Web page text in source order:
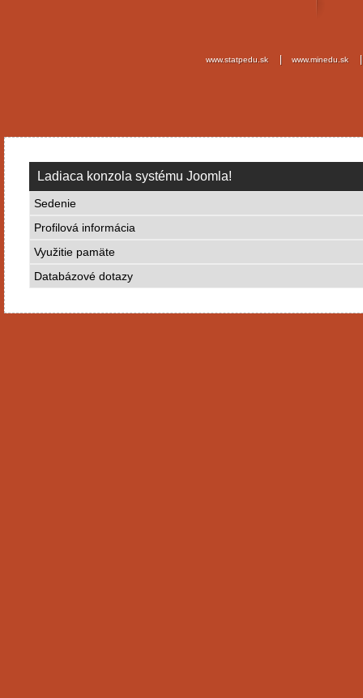
www.statpedu.sk www.minedu.sk
Ladiaca konzola systému Joomla!
Sedenie
Profilová informácia
Využitie pamäte
Databázové dotazy